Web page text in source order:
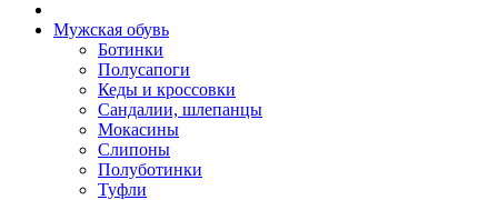
Мужская обувь
Ботинки
Полусапоги
Кеды и кроссовки
Сандалии, шлепанцы
Мокасины
Слипоны
Полуботинки
Туфли